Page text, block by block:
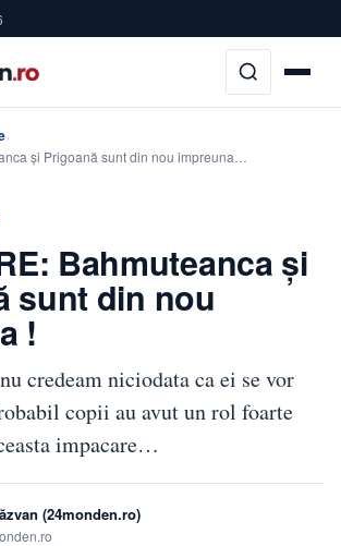
›
şi Prigoană sunt din nou impreuna…
Bahmuteanca şi
sunt din nou
!
credeam niciodata ca ei se vor
copii au avut un rol foarte
impacare…
(24monden.ro)